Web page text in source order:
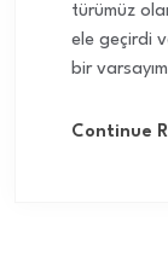
türümüz
ele geçirdi
bir
Continue